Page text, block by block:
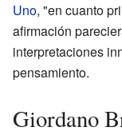
Uno, "en cuanto
afirmación
interpretaciones
pensamiento.
Giordano